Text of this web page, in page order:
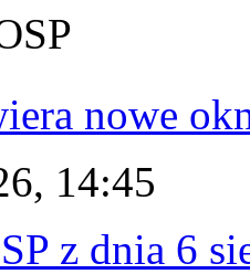
nowe
14:45
z dnia 6